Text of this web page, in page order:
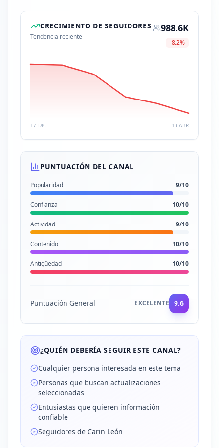
CRECIMIENTO DE SEGUIDORES
Tendencia reciente
988.6K
-8.2%
17 DIC 13 ABR
PUNTUACIÓN DEL CANAL
Popularidad 9/10
Confianza 10/10
Actividad 9/10
Contenido 10/10
Antigüedad 10/10
Puntuación General EXCELENTE 9.6
¿QUIÉN DEBERÍA SEGUIR ESTE CANAL?
Cualquier persona interesada en este tema
Personas que buscan actualizaciones
seleccionadas
Entusiastas que quieren información
confiable
Seguidores de Carin León